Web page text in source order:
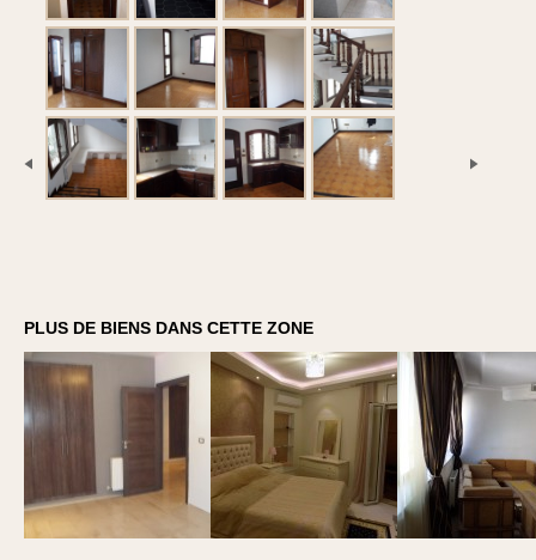
PLUS DE BIENS DANS CETTE ZONE